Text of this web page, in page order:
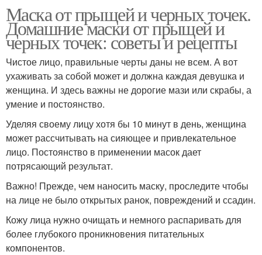
Маска от прыщей и черных точек.
Домашние маски от прыщей и
черных точек: советы и рецепты
Чистое лицо, правильные черты даны не всем. А вот
ухаживать за собой может и должна каждая девушка и
женщина. И здесь важны не дорогие мази или скрабы, а
умение и постоянство.
Уделяя своему лицу хотя бы 10 минут в день, женщина
может рассчитывать на сияющее и привлекательное
лицо. Постоянство в применении масок дает
потрясающий результат.
Важно! Прежде, чем наносить маску, проследите чтобы
на лице не было открытых ранок, повреждений и ссадин.
Кожу лица нужно очищать и немного распаривать для
более глубокого проникновения питательных
компонентов.